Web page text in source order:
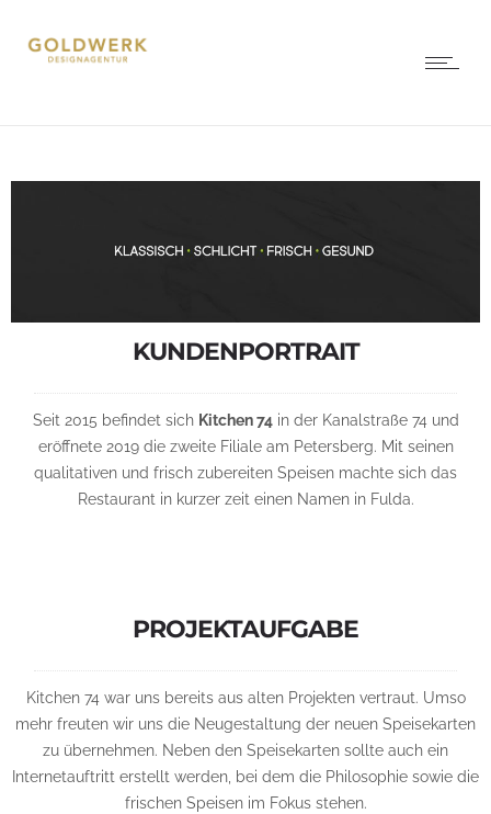
KUNDENPORTRAIT
Seit 2015 befindet sich Kitchen 74in der Kanalstraße 74 und
eröffnete 2019 die zweite Filiale am Petersberg. Mit seinen
qualitativen und frisch zubereiten Speisen machte sich das
Restaurant in kurzer zeit einen Namen in Fulda.
PROJEKTAUFGABE
Kitchen 74 war uns bereits aus alten Projekten vertraut. Umso
mehr freuten wir uns die Neugestaltung der neuen Speisekarten
zu übernehmen. Neben den Speisekarten sollte auch ein
Internetauftritt erstellt werden, bei dem die Philosophie sowie die
frischen Speisen im Fokus stehen.